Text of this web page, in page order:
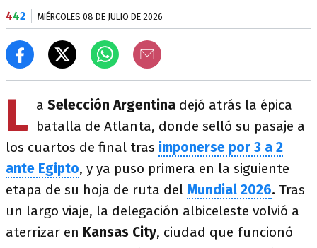
442 MIÉRCOLES 08 DE JULIO DE 2026
L a Selección Argentina dejó atrás la épica
batalla de Atlanta, donde selló su pasaje a
los cuartos de final tras imponerse por 3 a 2
ante Egipto, y ya puso primera en la siguiente
etapa de su hoja de ruta del Mundial 2026. Tras
un largo viaje, la delegación albiceleste volvió a
aterrizar en Kansas City, ciudad que funcionó